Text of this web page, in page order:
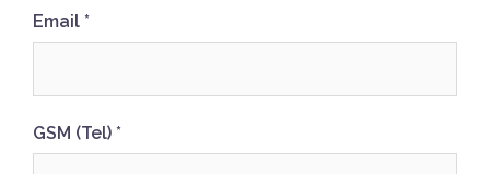
Email *
GSM (Tel) *